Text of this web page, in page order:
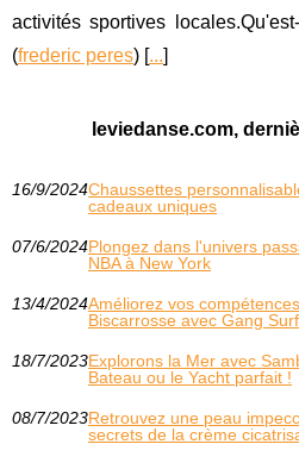
activités sportives
(frederic peres) [...]
leviedanse.com,
16/9/2024Chaussettes
cadeaux uniques
07/6/2024Plongez dans l'univers
NBA à New York
13/4/2024Améliorez vos
Biscarrosse avec Gang Surf
18/7/2023Explorons la Mer avec
Bateau ou le Yacht parfait !
08/7/2023Retrouvez une peau
secrets de la crème